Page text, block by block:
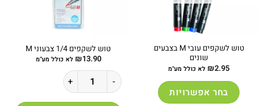
המוצר
בעמוד
המוצר
טוש לשקפים עובי M בצבעים
שונים
₪2.95 לא כולל מע"מ
בחר אפשרויות
טוש לשקפים 1/4 צבעוני M
₪13.90 לא כולל מע"מ
כמות של טוש לשקפים 1/4 צבעוני M